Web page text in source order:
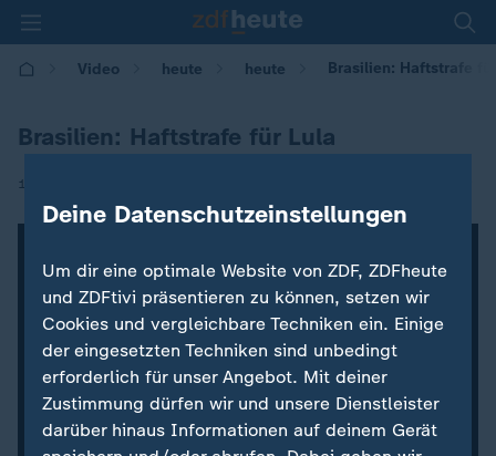
Video heute heute Brasilien: Haftstrafe
Brasilien: Haftstrafe für Lula
13.07.2017 | 09:36
Deine Datenschutzeinstellungen
Um dir eine optimale Website von ZDF, ZDFheute
und ZDFtivi präsentieren zu können, setzen wir
Cookies und vergleichbare Techniken ein. Einige
der eingesetzten Techniken sind unbedingt
erforderlich für unser Angebot. Mit deiner
Zustimmung dürfen wir und unsere Dienstleister
darüber hinaus Informationen auf deinem Gerät